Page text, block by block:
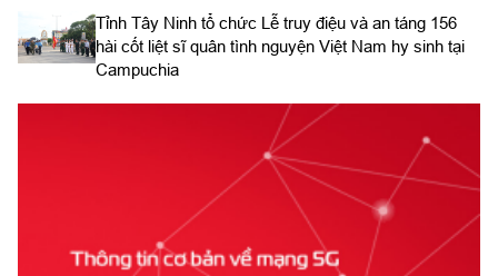
​Tỉnh Tây Ninh tổ chức Lễ truy điệu và an táng 156
hài cốt liệt sĩ quân tình nguyện Việt Nam hy sinh tại
Campuchia